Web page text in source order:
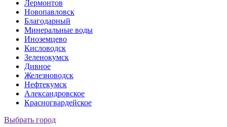
Лермонтов
Новопавловск
Благодарный
Минеральные воды
Иноземцево
Кисловодск
Зеленокумск
Дивное
Железноводск
Нефтекумск
Александровское
Красногвардейское
Выбрать город